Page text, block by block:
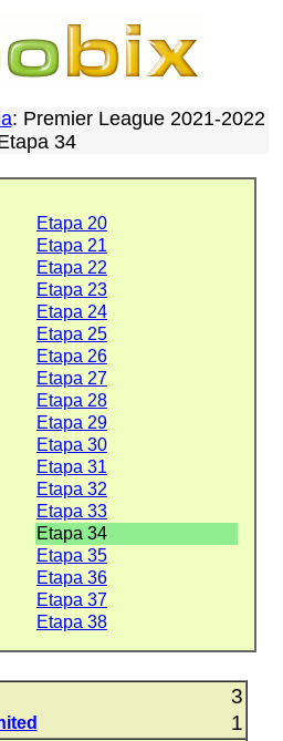
: Premier League 2021-2022
34
Etapa 20
Etapa 21
Etapa 22
Etapa 23
Etapa 24
Etapa 25
Etapa 26
Etapa 27
Etapa 28
Etapa 29
Etapa 30
Etapa 31
Etapa 32
Etapa 33
Etapa 34
Etapa 35
Etapa 36
Etapa 37
Etapa 38
3
1